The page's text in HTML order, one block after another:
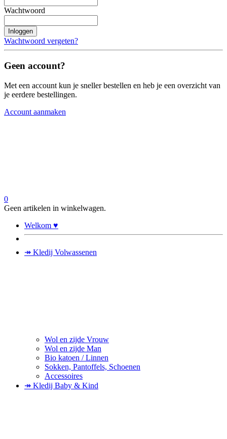
Wachtwoord
Inloggen
Wachtwoord vergeten?
Geen account?
Met een account kun je sneller bestellen en heb je een overzicht van
je eerdere bestellingen.
Account aanmaken
0
Geen artikelen in winkelwagen.
Welkom ♥
↠ Kledij Volwassenen
Wol en zijde Vrouw
Wol en zijde Man
Bio katoen / Linnen
Sokken, Pantoffels, Schoenen
Accessoires
↠ Kledij Baby & Kind